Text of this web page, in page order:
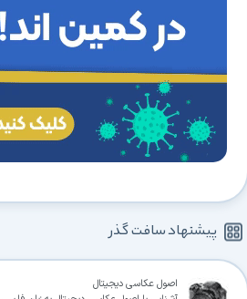
پیشنهاد سافت گذر
اصول عکاسی دیجیتال